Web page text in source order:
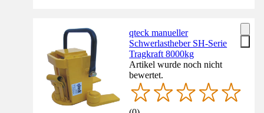
qteck manueller
Schwerlastheber SH-Serie
Tragkraft 8000kg
Artikel wurde noch nicht
bewertet.